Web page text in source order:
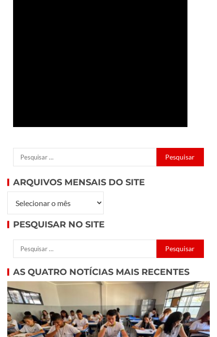
ARQUIVOS MENSAIS DO SITE
PESQUISAR NO SITE
AS QUATRO NOTÍCIAS MAIS RECENTES